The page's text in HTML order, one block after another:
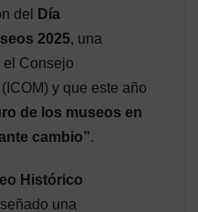
del
Día
2025, una
el Consejo
y que este año
de los museos en
cambio”.
Histórico
una